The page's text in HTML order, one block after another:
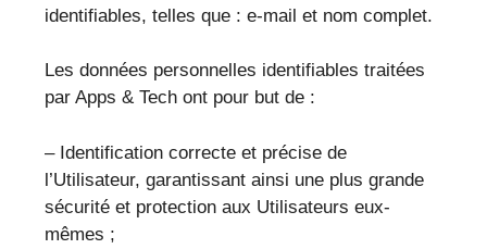
identifiables, telles que : e-mail et nom complet.
Les données personnelles identifiables traitées
par Apps & Tech ont pour but de :
– Identification correcte et précise de
l’Utilisateur, garantissant ainsi une plus grande
sécurité et protection aux Utilisateurs eux-
mêmes ;